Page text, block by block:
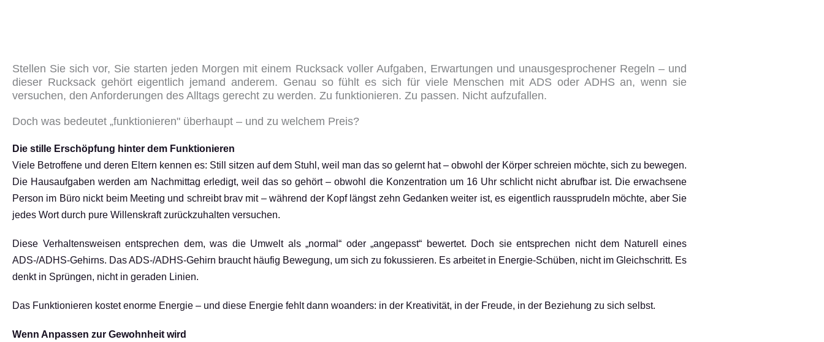
Stellen Sie sich vor, Sie starten jeden Morgen mit einem Rucksack voller Aufgaben, Erwartungen und unausgesprochener Regeln – und
dieser Rucksack gehört eigentlich jemand anderem. Genau so fühlt es sich für viele Menschen mit ADS oder ADHS an, wenn sie
versuchen, den Anforderungen des Alltags gerecht zu werden. Zu funktionieren. Zu passen. Nicht aufzufallen.
Doch was bedeutet „funktionieren" überhaupt – und zu welchem Preis?
Die stille Erschöpfung hinter dem Funktionieren
Viele Betroffene und deren Eltern kennen es: Still sitzen auf dem Stuhl, weil man das so gelernt hat – obwohl der Körper schreien möchte, sich zu bewegen.
Die Hausaufgaben werden am Nachmittag erledigt, weil das so gehört – obwohl die Konzentration um 16 Uhr schlicht nicht abrufbar ist. Die erwachsene
Person im Büro nickt beim Meeting und schreibt brav mit – während der Kopf längst zehn Gedanken weiter ist, es eigentlich raussprudeln möchte, aber Sie
jedes Wort durch pure Willenskraft zurückzuhalten versuchen.
Diese Verhaltensweisen entsprechen dem, was die Umwelt als „normal“ oder „angepasst“ bewertet. Doch sie entsprechen nicht dem Naturell eines
ADS-/ADHS-Gehirns. Das ADS-/ADHS-Gehirn braucht häufig Bewegung, um sich zu fokussieren. Es arbeitet in Energie-Schüben, nicht im Gleichschritt. Es
denkt in Sprüngen, nicht in geraden Linien.
Das Funktionieren kostet enorme Energie – und diese Energie fehlt dann woanders: in der Kreativität, in der Freude, in der Beziehung zu sich selbst.
Wenn Anpassen zur Gewohnheit wird